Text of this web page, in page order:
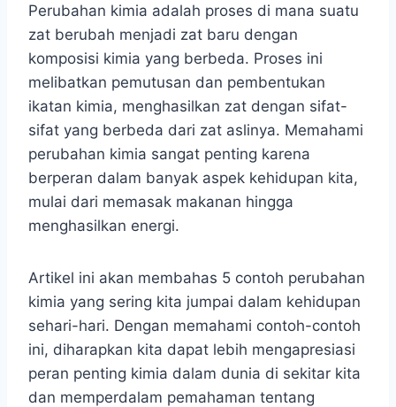
Perubahan kimia adalah proses di mana suatu
zat berubah menjadi zat baru dengan
komposisi kimia yang berbeda. Proses ini
melibatkan pemutusan dan pembentukan
ikatan kimia, menghasilkan zat dengan sifat-
sifat yang berbeda dari zat aslinya. Memahami
perubahan kimia sangat penting karena
berperan dalam banyak aspek kehidupan kita,
mulai dari memasak makanan hingga
menghasilkan energi.
Artikel ini akan membahas 5 contoh perubahan
kimia yang sering kita jumpai dalam kehidupan
sehari-hari. Dengan memahami contoh-contoh
ini, diharapkan kita dapat lebih mengapresiasi
peran penting kimia dalam dunia di sekitar kita
dan memperdalam pemahaman tentang